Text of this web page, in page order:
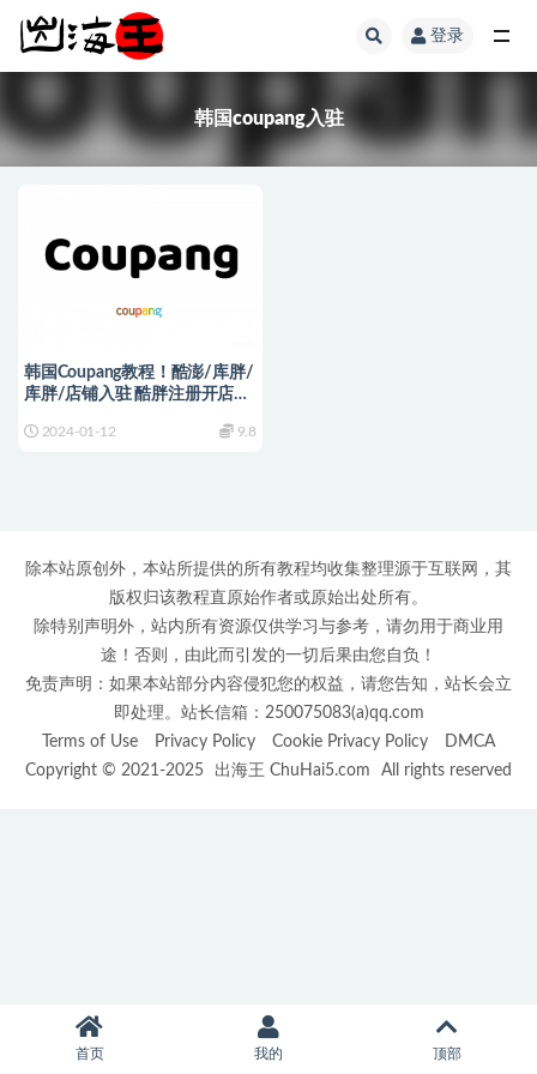
登录
韩国coupang入驻
韩国Coupang教程！酷澎/库胖/
库胖/店铺入驻 酷胖注册开店运
2024-01-12 9.8
除本站原创外，本站所提供的所有教程均收集整理源于互联网，其
版权归该教程直原始作者或原始出处所有。
除特别声明外，站内所有资源仅供学习与参考，请勿用于商业用
途！否则，由此而引发的一切后果由您自负！
免责声明：如果本站部分内容侵犯您的权益，请您告知，站长会立
即处理。站长信箱：250075083(a)qq.com
Terms of Use
Privacy Policy Cookie Privacy Policy
DMCA
Copyright © 2021-2025
出海王 ChuHai5.com All rights reserved
首页 我的 顶部
全部